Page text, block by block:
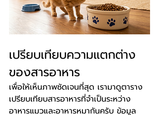
เปรียบเทียบความแตกต่าง
ของสารอาหาร
เพื่อให้เห็นภาพชัดเจนที่สุด เรามาดูตาราง
เปรียบเทียบสารอาหารที่จำเป็นระหว่าง
อาหารแมวและอาหารหมากันครับ ข้อมูล